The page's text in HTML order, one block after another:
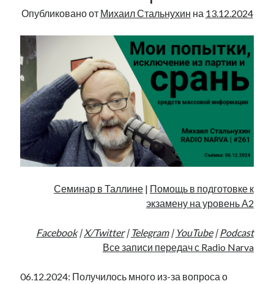
Опубликовано от Михаил Стальнухин на 13.12.2024
Семинар в Таллине| Помощь в подготовке к
экзамену на уровень А2
Facebook| X/Twitter| Telegram| YouTube| Podcast
Все записи передач с Radio Narva
06.12.2024: Получилось много из-за вопроса о